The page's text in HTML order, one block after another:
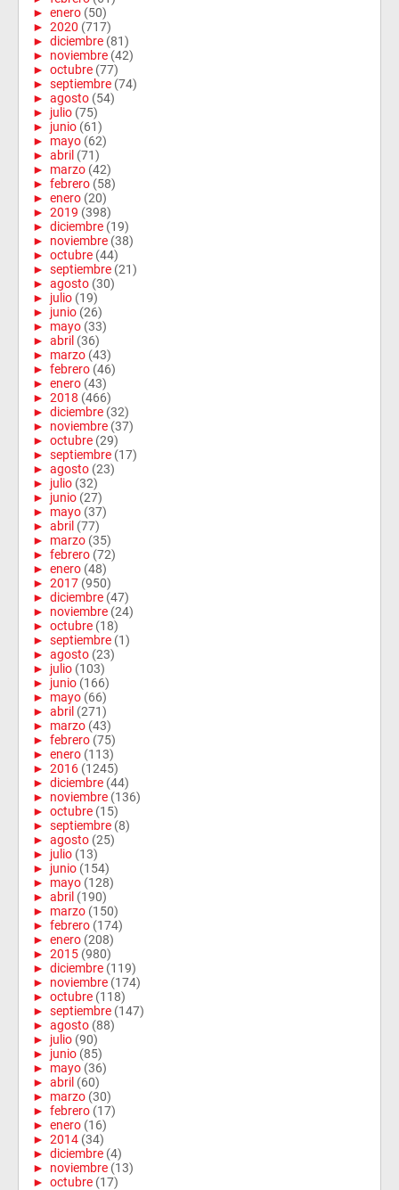
► enero (50)
► 2020 (717)
► diciembre (81)
► noviembre (42)
► octubre (77)
► septiembre (74)
► agosto (54)
► julio (75)
► junio (61)
► mayo (62)
► abril (71)
► marzo (42)
► febrero (58)
► enero (20)
► 2019 (398)
► diciembre (19)
► noviembre (38)
► octubre (44)
► septiembre (21)
► agosto (30)
► julio (19)
► junio (26)
► mayo (33)
► abril (36)
► marzo (43)
► febrero (46)
► enero (43)
► 2018 (466)
► diciembre (32)
► noviembre (37)
► octubre (29)
► septiembre (17)
► agosto (23)
► julio (32)
► junio (27)
► mayo (37)
► abril (77)
► marzo (35)
► febrero (72)
► enero (48)
► 2017 (950)
► diciembre (47)
► noviembre (24)
► octubre (18)
► septiembre (1)
► agosto (23)
► julio (103)
► junio (166)
► mayo (66)
► abril (271)
► marzo (43)
► febrero (75)
► enero (113)
► 2016 (1245)
► diciembre (44)
► noviembre (136)
► octubre (15)
► septiembre (8)
► agosto (25)
► julio (13)
► junio (154)
► mayo (128)
► abril (190)
► marzo (150)
► febrero (174)
► enero (208)
► 2015 (980)
► diciembre (119)
► noviembre (174)
► octubre (118)
► septiembre (147)
► agosto (88)
► julio (90)
► junio (85)
► mayo (36)
► abril (60)
► marzo (30)
► febrero (17)
► enero (16)
► 2014 (34)
► diciembre (4)
► noviembre (13)
► octubre (17)